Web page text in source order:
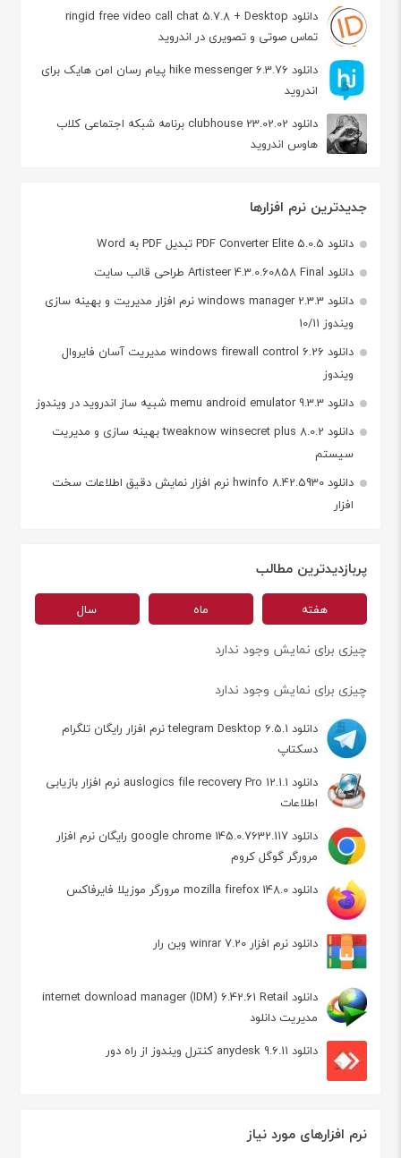
دانلود ringid free video call chat 5.7.8 + Desktop
تماس صوتی و تصویری در اندروید
دانلود hike messenger 6.3.76 پیام‌ رسان‌ امن هایک برای
اندروید
دانلود clubhouse 23.02.02 برنامه شبکه اجتماعی کلاب
هاوس اندروید
جدیدترین نرم افزارها
دانلود PDF Converter Elite 5.0.5 تبدیل PDF به Word
دانلود Artisteer 4.3.0.60858 Final طراحی قالب سایت
دانلود windows manager 2.3.3 نرم افزار مدیریت و بهینه سازی
ویندوز 10/11
دانلود windows firewall control 6.26 مدیریت آسان فایروال
ویندوز
دانلود memu android emulator 9.3.3 شبیه ساز اندروید در ویندوز
دانلود tweaknow winsecret plus 8.0.2 بهینه سازی و مدیریت
سیستم
دانلود hwinfo 8.42.5930 نرم افزار نمایش دقیق اطلاعات سخت
افزار
پربازدیدترین مطالب
هفته ماه سال
چیزی برای نمایش وجود ندارد
چیزی برای نمایش وجود ندارد
دانلود telegram Desktop 6.5.1 نرم افزار رایگان تلگرام
دسکتاپ
دانلود auslogics file recovery Pro 12.1.1 نرم افزار بازیابی
اطلاعات
دانلود google chrome 145.0.7632.117 رایگان نرم افزار
مرورگر گوگل کروم
دانلود mozilla firefox 148.0 مرورگر موزیلا فایرفاکس
دانلود نرم افزار winrar 7.20 وین رار
دانلود internet download manager (IDM) 6.42.61 Retail
مدیریت دانلود
دانلود anydesk 9.6.11 کنترل ویندوز از راه دور
نرم افزارهای مورد نیاز